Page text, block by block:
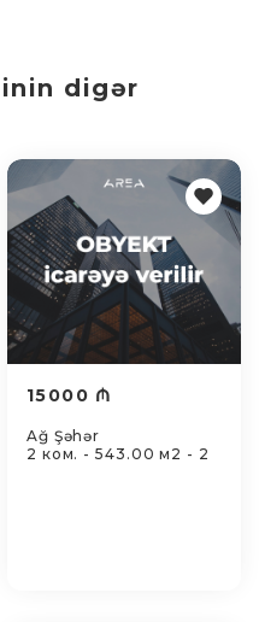
digər
15000 ₼
Ağ Şəhər
2 ком. - 543.00 м2 - 2